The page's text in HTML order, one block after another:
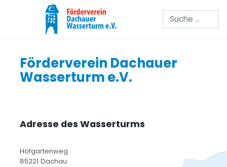
Suchen
Förderverein Dachauer
Wasserturm e.V.
Adresse des Wasserturms
Hofgartenweg
85221 Dachau